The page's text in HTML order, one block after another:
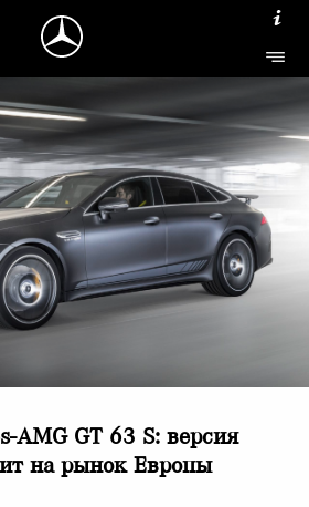
AMG GT 63 S: версия
на рынок Европы